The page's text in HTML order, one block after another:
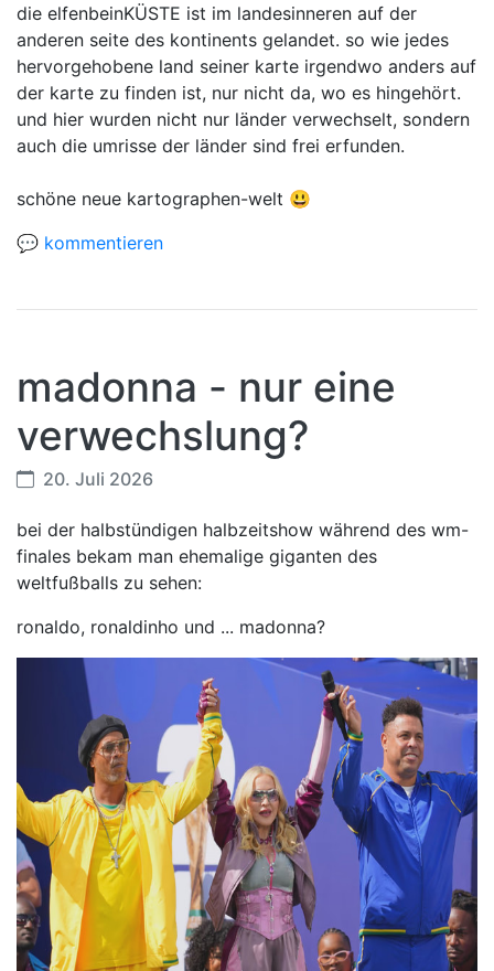
die elfenbeinKÜSTE ist im landesinneren auf der
anderen seite des kontinents gelandet. so wie jedes
hervorgehobene land seiner karte irgendwo anders auf
der karte zu finden ist, nur nicht da, wo es hingehört.
und hier wurden nicht nur länder verwechselt, sondern
auch die umrisse der länder sind frei erfunden.
schöne neue kartographen-welt 😃
💬 kommentieren
madonna - nur eine
verwechslung?
20. Juli 2026
bei der halbstündigen halbzeitshow während des wm-
finales bekam man ehemalige giganten des
weltfußballs zu sehen:
ronaldo, ronaldinho und ... madonna?